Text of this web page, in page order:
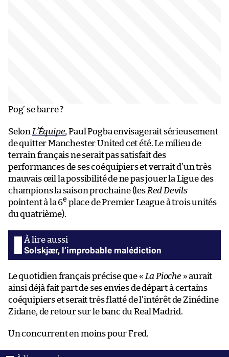
Pog’ se barre ?
SelonL’Équipe, Paul Pogba envisagerait sérieusement
de quitter Manchester United cet été. Le milieu de
terrain français ne serait pas satisfait des
performances de ses coéquipiers et verrait d’un très
mauvais œil la possibilité de ne pas jouer la Ligue des
champions la saison prochaine (lesRed Devils
pointent à la 6e place de Premier League à trois unités
du quatrième).
Solskjær, l’improbable malédiction
Le quotidien français précise que « La Pioche» aurait
ainsi déjà fait part de ses envies de départ à certains
coéquipiers et serait très flatté de l’intérêt de Zinédine
Zidane, de retour sur le banc du Real Madrid.
Un concurrent en moins pour Fred.